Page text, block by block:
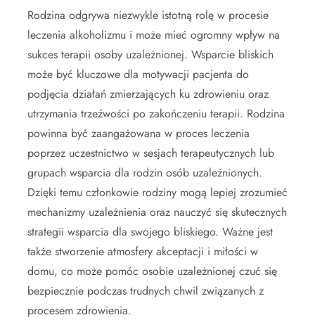
Rodzina odgrywa niezwykle istotną rolę w procesie
leczenia alkoholizmu i może mieć ogromny wpływ na
sukces terapii osoby uzależnionej. Wsparcie bliskich
może być kluczowe dla motywacji pacjenta do
podjęcia działań zmierzających ku zdrowieniu oraz
utrzymania trzeźwości po zakończeniu terapii. Rodzina
powinna być zaangażowana w proces leczenia
poprzez uczestnictwo w sesjach terapeutycznych lub
grupach wsparcia dla rodzin osób uzależnionych.
Dzięki temu członkowie rodziny mogą lepiej zrozumieć
mechanizmy uzależnienia oraz nauczyć się skutecznych
strategii wsparcia dla swojego bliskiego. Ważne jest
także stworzenie atmosfery akceptacji i miłości w
domu, co może pomóc osobie uzależnionej czuć się
bezpiecznie podczas trudnych chwil związanych z
procesem zdrowienia.